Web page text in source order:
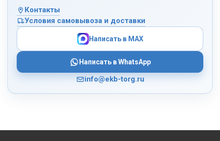
Контакты
Условия самовывоза и доставки
Написать в MAX
Написать в WhatsApp
info@ekb-torg.ru